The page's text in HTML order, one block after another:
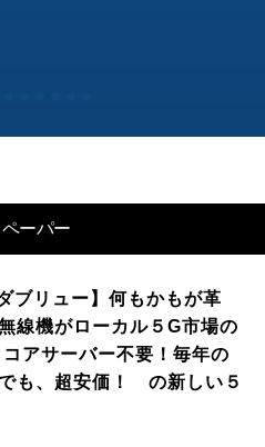
ーパー
ブリュー】何もかもが革
線機がローカル５G市場の
アサーバー不要！毎年の
も、超安価！ の新しい５